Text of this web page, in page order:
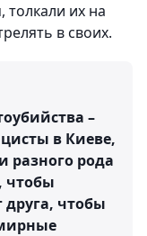
толкали их на
в своих.
–
в Киеве,
разного рода
чтобы
друга, чтобы